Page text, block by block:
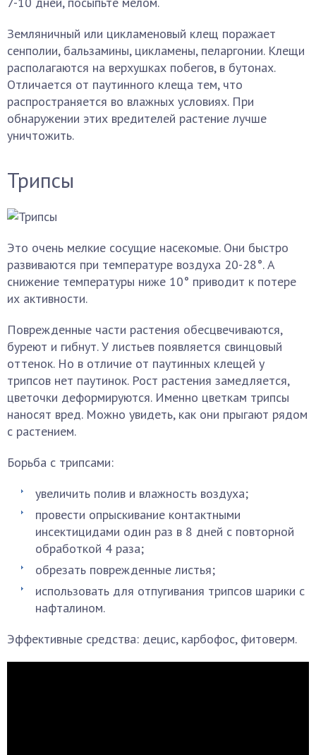
Земляничный или цикламеновый клещ поражает
сенполии, бальзамины, цикламены, пеларгонии. Клещи
располагаются на верхушках побегов, в бутонах.
Отличается от паутинного клеща тем, что
распространяется во влажных условиях. При
обнаружении этих вредителей растение лучше
уничтожить.
Трипсы
Это очень мелкие сосущие насекомые. Они быстро
развиваются при температуре воздуха 20-28°. А
снижение температуры ниже 10° приводит к потере
их активности.
Поврежденные части растения обесцвечиваются,
буреют и гибнут. У листьев появляется свинцовый
оттенок. Но в отличие от паутинных клещей у
трипсов нет паутинок. Рост растения замедляется,
цветочки деформируются. Именно цветкам трипсы
наносят вред. Можно увидеть, как они прыгают рядом
с растением.
Борьба с трипсами:
увеличить полив и влажность воздуха;
провести опрыскивание контактными
инсектицидами один раз в 8 дней с повторной
обработкой 4 раза;
обрезать поврежденные листья;
использовать для отпугивания трипсов шарики с
нафталином.
Эффективные средства: децис, карбофос, фитоверм.